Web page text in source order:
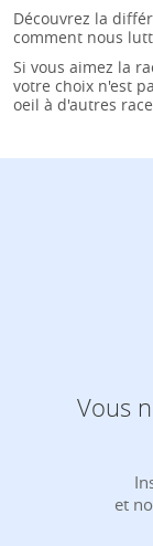
Découvrez la
comment nous
Si vous aimez la
votre choix n'est
oeil à d'autres
Vous
et